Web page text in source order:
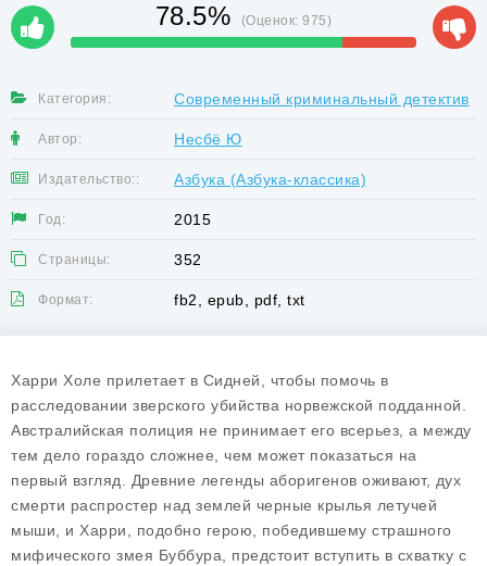
78.5% (Оценок:975)
Категория: Современный криминальный детектив
Автор: Несбё Ю
Издательство:: Азбука (Азбука-классика)
Год: 2015
Страницы: 352
Формат: fb2, epub, pdf, txt
Харри Холе прилетает в Сидней, чтобы помочь в
расследовании зверского убийства норвежской подданной.
Австралийская полиция не принимает его всерьез, а между
тем дело гораздо сложнее, чем может показаться на
первый взгляд. Древние легенды аборигенов оживают, дух
смерти распростер над землей черные крылья летучей
мыши, и Харри, подобно герою, победившему страшного
мифического змея Буббура, предстоит вступить в схватку с